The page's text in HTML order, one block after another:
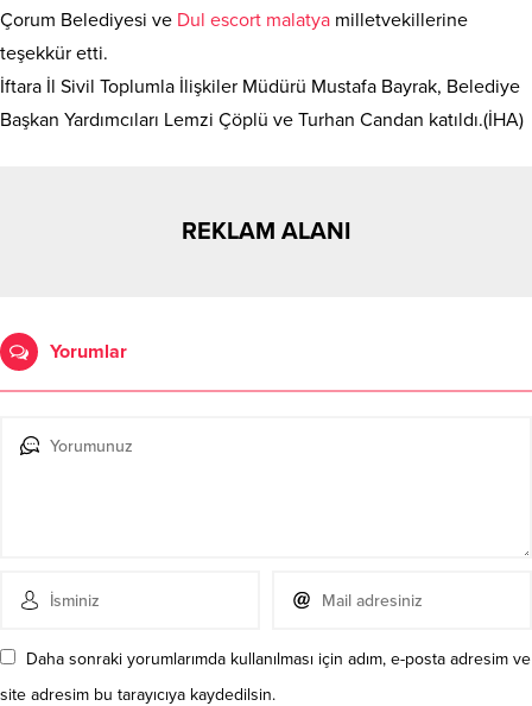
Çorum Belediyesi ve Dul escort malatya milletvekillerine
teşekkür etti.
İftara İl Sivil Toplumla İlişkiler Müdürü Mustafa Bayrak, Belediye
Başkan Yardımcıları Lemzi Çöplü ve Turhan Candan katıldı.(İHA)
REKLAM ALANI
Yorumlar
Daha sonraki yorumlarımda kullanılması için adım, e-posta adresim ve
site adresim bu tarayıcıya kaydedilsin.